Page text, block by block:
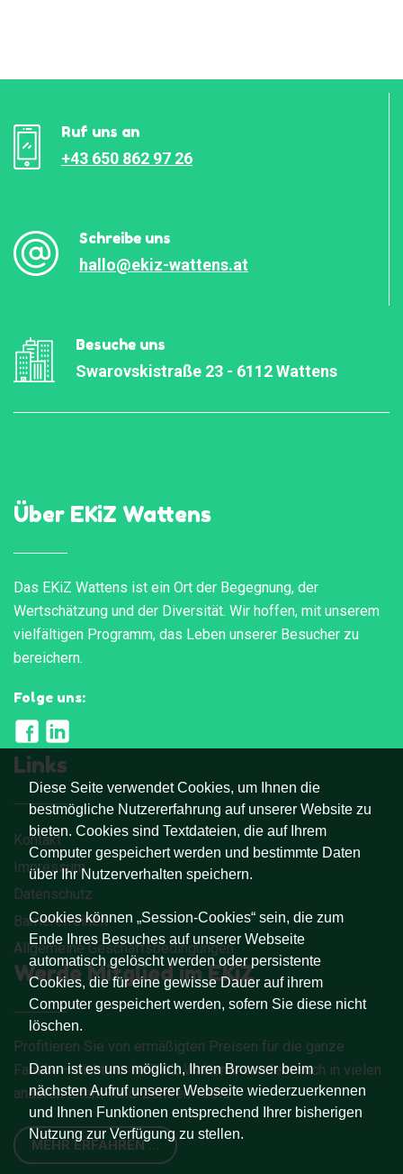
Diese Seite verwendet Cookies, um Ihnen die
bestmögliche Nutzererfahrung auf unserer Website zu
bieten. Cookies sind Textdateien, die auf Ihrem
Computer gespeichert werden und bestimmte Daten
über Ihr Nutzerverhalten speichern.
Cookies können „Session-Cookies“ sein, die zum
Ende Ihres Besuches auf unserer Webseite
automatisch gelöscht werden oder persistente
Cookies, die für eine gewisse Dauer auf ihrem
Computer gespeichert werden, sofern Sie diese nicht
löschen.
Dann ist es uns möglich, Ihren Browser beim
nächsten Aufruf unserer Webseite wiederzuerkennen
und Ihnen Funktionen entsprechend Ihrer bisherigen
Nutzung zur Verfügung zu stellen.
Ruf uns an
+43 650 862 97 26
Schreibe uns
hallo@ekiz-wattens.at
Besuche uns
Swarovskistraße 23 - 6112 Wattens
Über EKiZ Wattens
Das EKiZ Wattens ist ein Ort der Begegnung, der
Wertschätzung und der Diversität. Wir hoffen, mit unserem
vielfältigen Programm, das Leben unserer Besucher zu
bereichern.
Folge uns:
Links
Kontakt
Impressum
Datenschutz
Barrierefreiheit
Allgemeine Geschäftsbedingungen
Werde Mitglied im EKiZ
Profitieren Sie von ermäßigten Preisen für die ganze
Familie – nicht nur im EKiZ Wattens, sondern auch in vielen
anderen Eltern-Kind-Zentren Tirols.
MEHR ERFAHREN ...